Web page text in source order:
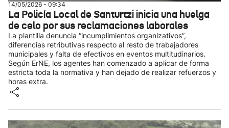
14/05/2026 - 09:34
La Policía Local de Santurtzi inicia una huelga
de celo por sus reclamaciones laborales
La plantilla denuncia “incumplimientos organizativos”,
diferencias retributivas respecto al resto de trabajadores
municipales y falta de efectivos en eventos multitudinarios.
Según ErNE, los agentes han comenzado a aplicar de forma
estricta toda la normativa y han dejado de realizar refuerzos y
horas extra.